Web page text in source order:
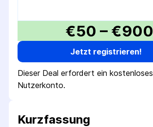
€50 – €900
Jetzt registrieren!
Dieser Deal erfordert ein kostenloses
Nutzerkonto.
Kurzfassung